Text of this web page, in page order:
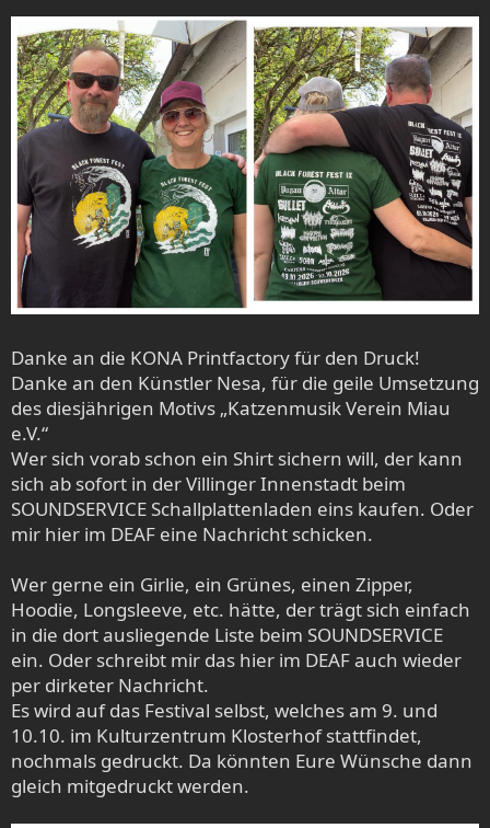
Danke an die KONA Printfactory für den Druck!
Danke an den Künstler Nesa, für die geile Umsetzung
des diesjährigen Motivs „Katzenmusik Verein Miau
e.V.“
Wer sich vorab schon ein Shirt sichern will, der kann
sich ab sofort in der Villinger Innenstadt beim
SOUNDSERVICE Schallplattenladen eins kaufen. Oder
mir hier im DEAF eine Nachricht schicken.
Wer gerne ein Girlie, ein Grünes, einen Zipper,
Hoodie, Longsleeve, etc. hätte, der trägt sich einfach
in die dort ausliegende Liste beim SOUNDSERVICE
ein. Oder schreibt mir das hier im DEAF auch wieder
per dirketer Nachricht.
Es wird auf das Festival selbst, welches am 9. und
10.10. im Kulturzentrum Klosterhof stattfindet,
nochmals gedruckt. Da könnten Eure Wünsche dann
gleich mitgedruckt werden.